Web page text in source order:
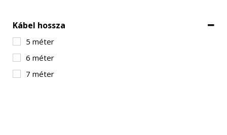
Kábel hossza
5 méter
6 méter
7 méter